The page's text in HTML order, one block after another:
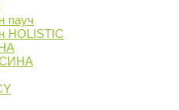
пауч
HOLISTIC